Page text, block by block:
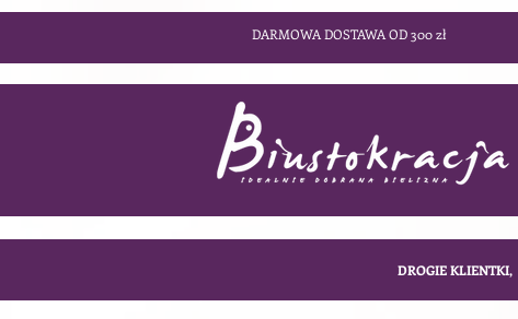
DARMOWA DOSTAWA OD 300 zł
DROGIE KLIENTKI,